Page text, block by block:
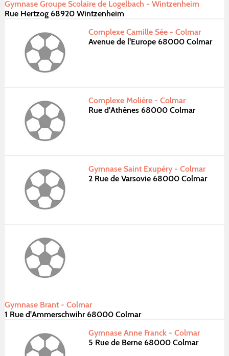
Gymnase Groupe Scolaire de Logelbach - Wintzenheim
Rue Hertzog 68920 Wintzenheim
Complexe Camille Sée - Colmar
Avenue de l'Europe 68000 Colmar
Complexe Molière - Colmar
Rue d'Athènes 68000 Colmar
Gymnase Saint Exupéry - Colmar
2 Rue de Varsovie 68000 Colmar
Gymnase Brant - Colmar
1 Rue d'Ammerschwihr 68000 Colmar
Gymnase Anne Franck - Colmar
5 Rue de Berne 68000 Colmar